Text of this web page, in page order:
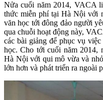
Nửa cuối năm 2014, VACA
thức miễn phí tại Hà Nội với
văn học tới đông đảo người
qua chuỗi hoạt động này,
các bài giảng để phục vụ
học. Cho tới cuối năm 2014,
Hà Nội với qui mô vừa và
lớn hơn và phát triển ra ngoài